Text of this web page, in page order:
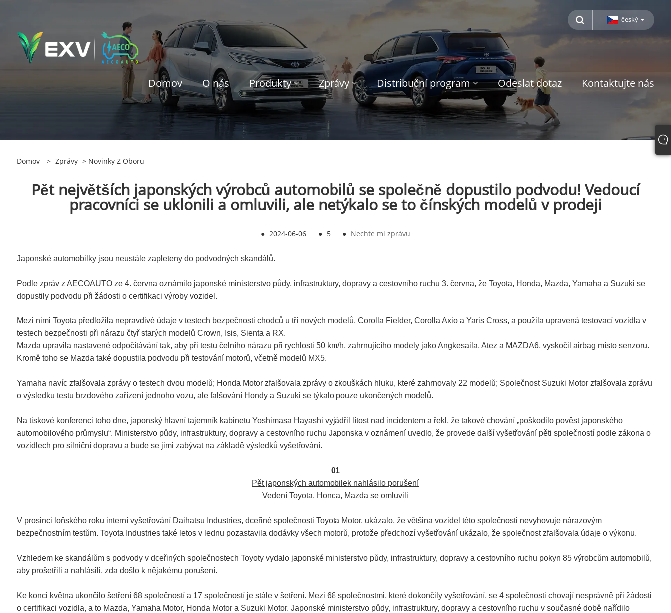
český
Domov O nás Produkty Zprávy Distribuční program Odeslat dotaz Kontaktujte nás
Domov > Zprávy > Novinky Z Oboru
Pět největších japonských výrobců automobilů se společně dopustilo podvodu! Vedoucí
pracovníci se uklonili a omluvili, ale netýkalo se to čínských modelů v prodeji
● 2024-06-06 ● 5 ● Nechte mi zprávu
Japonské automobilky jsou neustále zapleteny do podvodných skandálů.
Podle zpráv z AECOAUTO ze 4. června oznámilo japonské ministerstvo půdy, infrastruktury, dopravy a cestovního ruchu 3. června, že Toyota, Honda, Mazda, Yamaha a Suzuki se
dopustily podvodu při žádosti o certifikaci výroby vozidel.
Mezi nimi Toyota předložila nepravdivé údaje v testech bezpečnosti chodců u tří nových modelů, Corolla Fielder, Corolla Axio a Yaris Cross, a použila upravená testovací vozidla v
testech bezpečnosti při nárazu čtyř starých modelů Crown, Isis, Sienta a RX.
Mazda upravila nastavené odpočítávání tak, aby při testu čelního nárazu při rychlosti 50 km/h, zahrnujícího modely jako Angkesaila, Atez a MAZDA6, vyskočil airbag místo senzoru.
Kromě toho se Mazda také dopustila podvodu při testování motorů, včetně modelů MX5.
Yamaha navíc zfalšovala zprávy o testech dvou modelů; Honda Motor zfalšovala zprávy o zkouškách hluku, které zahrnovaly 22 modelů; Společnost Suzuki Motor zfalšovala zprávu
o výsledku testu brzdového zařízení jednoho vozu, ale falšování Hondy a Suzuki se týkalo pouze ukončených modelů.
Na tiskové konferenci toho dne, japonský hlavní tajemník kabinetu Yoshimasa Hayashi vyjádřil lítost nad incidentem a řekl, že takové chování „poškodilo pověst japonského
automobilového průmyslu“. Ministerstvo půdy, infrastruktury, dopravy a cestovního ruchu Japonska v oznámení uvedlo, že provede další vyšetřování pěti společností podle zákona o
vozidlech pro silniční dopravu a bude se jimi zabývat na základě výsledků vyšetřování.
01
Pět japonských automobilek nahlásilo porušení
Vedení Toyota, Honda, Mazda se omluvili
V prosinci loňského roku interní vyšetřování Daihatsu Industries, dceřiné společnosti Toyota Motor, ukázalo, že většina vozidel této společnosti nevyhovuje nárazovým
bezpečnostním testům. Toyota Industries také letos v lednu pozastavila dodávky všech motorů, protože předchozí vyšetřování ukázalo, že společnost zfalšovala údaje o výkonu.
Vzhledem ke skandálům s podvody v dceřiných společnostech Toyoty vydalo japonské ministerstvo půdy, infrastruktury, dopravy a cestovního ruchu pokyn 85 výrobcům automobilů,
aby prošetřili a nahlásili, zda došlo k nějakému porušení.
Ke konci května ukončilo šetření 68 společností a 17 společností je stále v šetření. Mezi 68 společnostmi, které dokončily vyšetřování, se 4 společnosti chovají nesprávně při žádosti
o certifikaci vozidla, a to Mazda, Yamaha Motor, Honda Motor a Suzuki Motor. Japonské ministerstvo půdy, infrastruktury, dopravy a cestovního ruchu v současné době nařídilo